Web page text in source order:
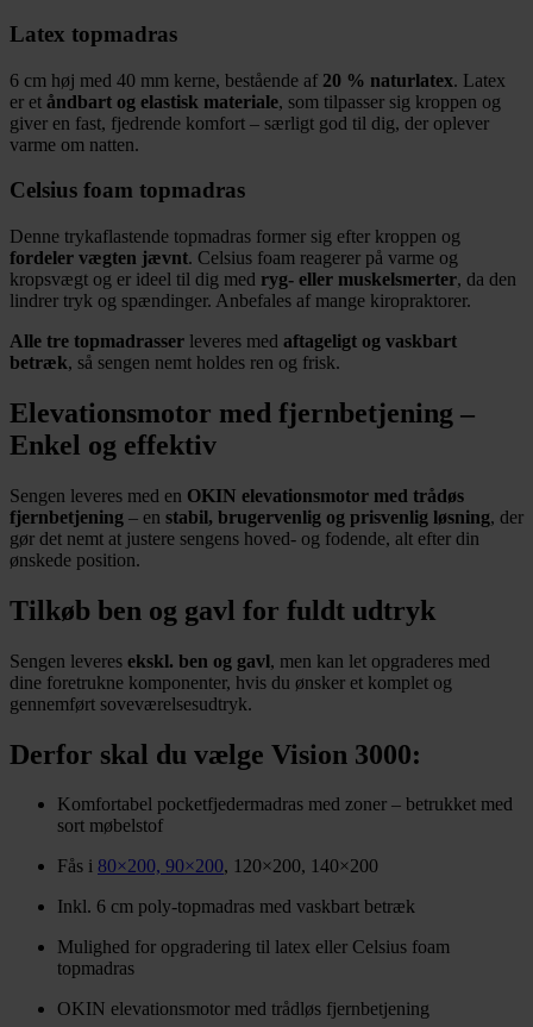
Latex topmadras
6 cm høj med 40 mm kerne, bestående af 20 % naturlatex. Latex
er et åndbart og elastisk materiale, som tilpasser sig kroppen og
giver en fast, fjedrende komfort – særligt god til dig, der oplever
varme om natten.
Celsius foam topmadras
Denne trykaflastende topmadras former sig efter kroppen og
fordeler vægten jævnt. Celsius foam reagerer på varme og
kropsvægt og er ideel til dig med ryg- eller muskelsmerter, da den
lindrer tryk og spændinger. Anbefales af mange kiropraktorer.
Alle tre topmadrasser leveres med aftageligt og vaskbart
betræk, så sengen nemt holdes ren og frisk.
Elevationsmotor med fjernbetjening –
Enkel og effektiv
Sengen leveres med en OKIN elevationsmotor med trådøs
fjernbetjening – en stabil, brugervenlig og prisvenlig løsning, der
gør det nemt at justere sengens hoved- og fodende, alt efter din
ønskede position.
Tilkøb ben og gavl for fuldt udtryk
Sengen leveres ekskl. ben og gavl, men kan let opgraderes med
dine foretrukne komponenter, hvis du ønsker et komplet og
gennemført soveværelsesudtryk.
Derfor skal du vælge Vision 3000:
Komfortabel pocketfjedermadras med zoner – betrukket med
sort møbelstof
Fås i 80×200, 90×200, 120×200, 140×200
Inkl. 6 cm poly-topmadras med vaskbart betræk
Mulighed for opgradering til latex eller Celsius foam
topmadras
OKIN elevationsmotor med trådløs fjernbetjening